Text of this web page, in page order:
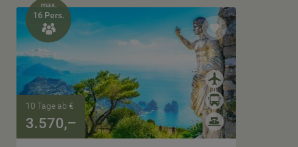
max.
16 Pers.

10 Tage ab €
3.570,–